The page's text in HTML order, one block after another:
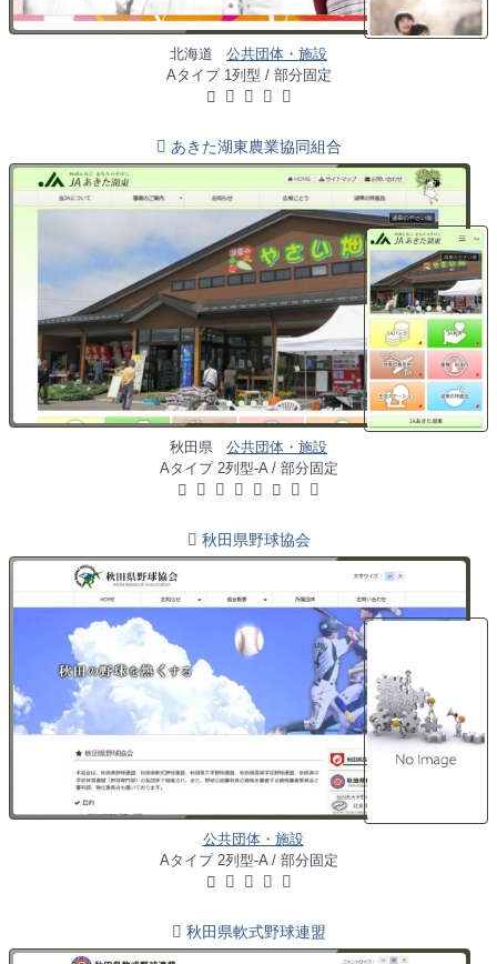
北海道
公共団体・施設
Aタイプ 1列型 / 部分固定
あきた湖東農業協同組合
秋田県
公共団体・施設
Aタイプ 2列型-A / 部分固定
秋田県野球協会
公共団体・施設
Aタイプ 2列型-A / 部分固定
秋田県軟式野球連盟